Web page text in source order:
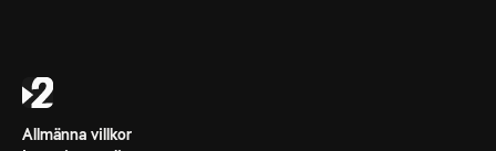
Allmänna villkor